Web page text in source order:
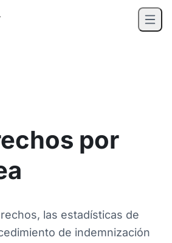
por
las estadísticas de
de indemnización